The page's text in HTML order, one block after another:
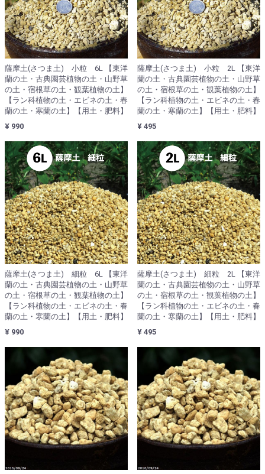
薩摩土(さつま土) 小粒 6L 【東洋
蘭の土・古典園芸植物の土・山野草
の土・宿根草の土・観葉植物の土】
【ラン科植物の土・エビネの土・春
蘭の土・寒蘭の土】【用土・肥料】
¥ 990
薩摩土(さつま土) 小粒 2L 【東洋
蘭の土・古典園芸植物の土・山野草
の土・宿根草の土・観葉植物の土】
【ラン科植物の土・エビネの土・春
蘭の土・寒蘭の土】【用土・肥料】
¥ 495
薩摩土(さつま土) 細粒 6L 【東洋
蘭の土・古典園芸植物の土・山野草
の土・宿根草の土・観葉植物の土】
【ラン科植物の土・エビネの土・春
蘭の土・寒蘭の土】【用土・肥料】
¥ 990
薩摩土(さつま土) 細粒 2L 【東洋
蘭の土・古典園芸植物の土・山野草
の土・宿根草の土・観葉植物の土】
【ラン科植物の土・エビネの土・春
蘭の土・寒蘭の土】【用土・肥料】
¥ 495